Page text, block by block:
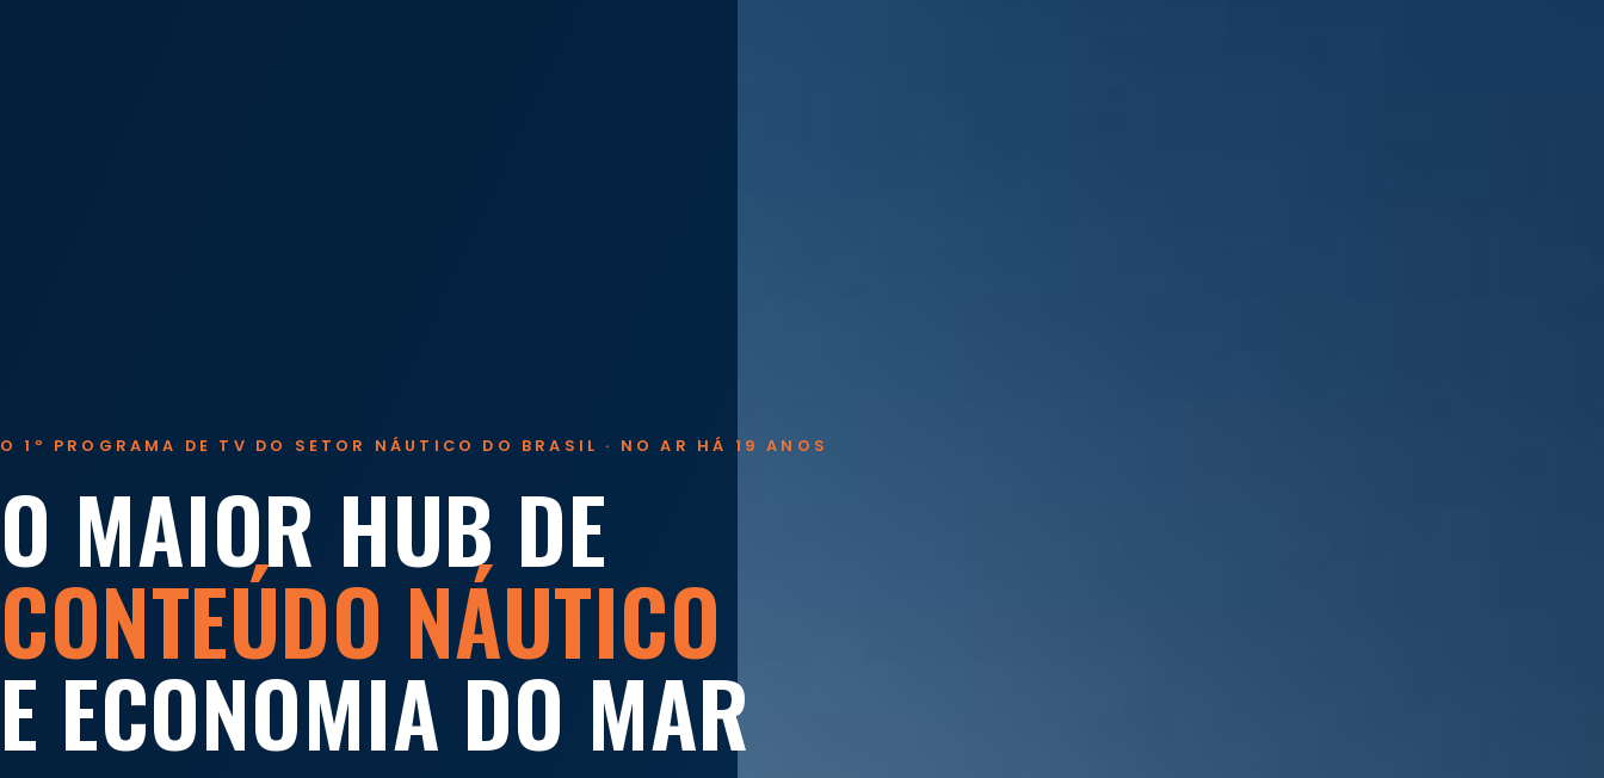
O 1º PROGRAMA DE TV DO SETOR NÁUTICO DO BRASIL · NO AR HÁ 19 ANOS
O MAIOR HUB DE
CONTEÚDO NÁUTICO
E ECONOMIA DO MAR